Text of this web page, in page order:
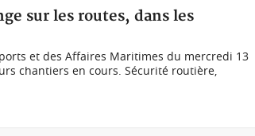
sur les routes, dans les
et des Affaires Maritimes du mercredi 13
chantiers en cours. Sécurité routière,